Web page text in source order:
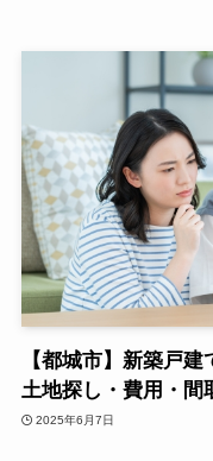
【都城市】新築戸
土地探し・費用・間
2025年6月7日